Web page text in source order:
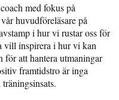
med fokus på
huvudföreläsare på
i hur vi rustar oss för
vill inspirera i hur vi kan
för att hantera utmaningar
framtidstro är inga